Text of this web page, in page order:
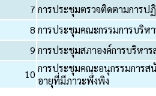
7 การประชุมตรวจติดตามการป
8 การประชุมคณะกรรมการบริ
9 การประชุมสภาองค์การบริหา
10 การประชุมคณะอนุกรรมการส
อายุที่มีภาวะพึ่งพิง